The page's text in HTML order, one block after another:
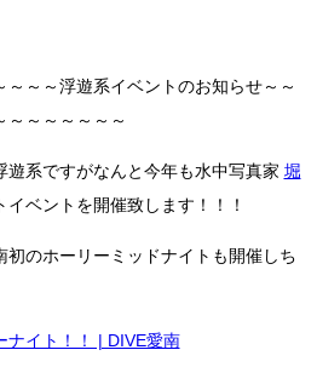
～～～浮遊系イベントのお知らせ～～
～～～～～～～
系ですがなんと今年も水中写真家 堀
ベントを開催致します！！！
のホーリーミッドナイトも開催しち
ナイト！！ | DIVE愛南